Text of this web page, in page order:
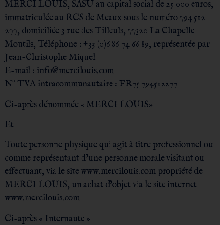
MERCI LOUIS, SASU au capital social de 25 000 euros,
immatriculée au RCS de Meaux sous le numéro 794 512
277, domiciliée 3 rue des Tilleuls, 77320 La Chapelle
Moutils, Téléphone : +33 (0)6 86 74 66 89, représentée par
Jean-Christophe Miquel
E-mail : info@mercilouis.com
N° TVA intracommunautaire : FR75 794512277
Ci-après dénommée « MERCI LOUIS»
Et
Toute personne physique qui agit à titre professionnel ou
comme représentant d’une personne morale visitant ou
effectuant, via le site www.mercilouis.com propriété de
MERCI LOUIS, un achat d’objet via le site internet
www.mercilouis.com
Ci-après « Internaute »